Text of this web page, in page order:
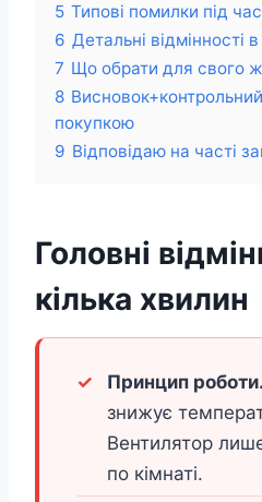
5 Типові помилки під
6 Детальні відмінності
7 Що обрати для свого
8
покупкою
9 Відповідаю на часті
Головні
кілька хвилин
Принцип роботи.
знижує
Вентилятор
по кімнаті.